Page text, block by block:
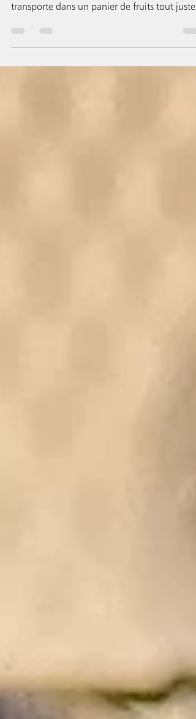
Sa teinte vert d’eau très claire a un caractère
transporte dans un panier de fruits tout juste..